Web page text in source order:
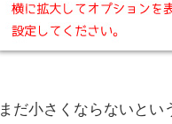
まだ小さくならないとい